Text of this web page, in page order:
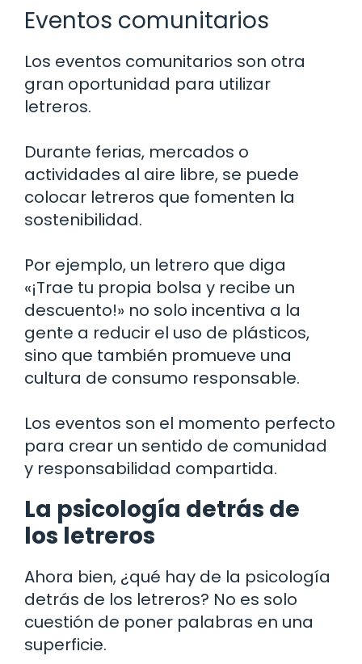
Eventos comunitarios
Los eventos comunitarios son otra
gran oportunidad para utilizar
letreros.
Durante ferias, mercados o
actividades al aire libre, se puede
colocar letreros que fomenten la
sostenibilidad.
Por ejemplo, un letrero que diga
«¡Trae tu propia bolsa y recibe un
descuento!» no solo incentiva a la
gente a reducir el uso de plásticos,
sino que también promueve una
cultura de consumo responsable.
Los eventos son el momento perfecto
para crear un sentido de comunidad
y responsabilidad compartida.
La psicología detrás de
los letreros
Ahora bien, ¿qué hay de la psicología
detrás de los letreros? No es solo
cuestión de poner palabras en una
superficie.